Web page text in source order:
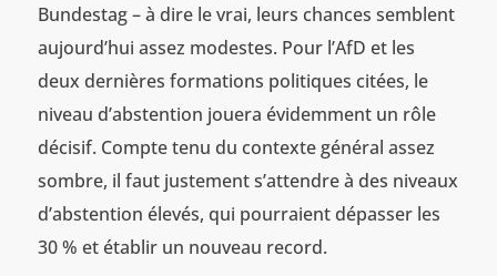
Bundestag – à dire le vrai, leurs chances semblent
aujourd’hui assez modestes. Pour l’AfD et les
deux dernières formations politiques citées, le
niveau d’abstention jouera évidemment un rôle
décisif. Compte tenu du contexte général assez
sombre, il faut justement s’attendre à des niveaux
d’abstention élevés, qui pourraient dépasser les
30 % et établir un nouveau record.